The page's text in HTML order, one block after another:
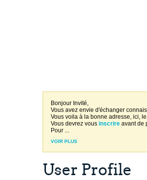
Bonjour Invité,
Vous avez envie d'échanger
Vous voila à la bonne adresse, ici,
Vous devrez vous inscrire avant de
Pour ...
VOIR PLUS
User Profile